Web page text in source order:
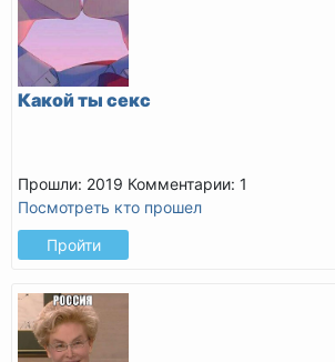
Какой ты секс
Прошли: 2019 Комментарии: 1
Посмотреть кто прошел
Пройти